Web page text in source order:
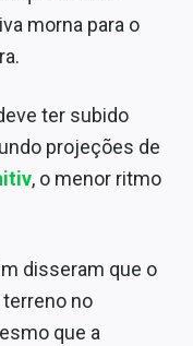
morna para o
ter subido
projeções de
, o menor ritmo
disseram que o
no
que a